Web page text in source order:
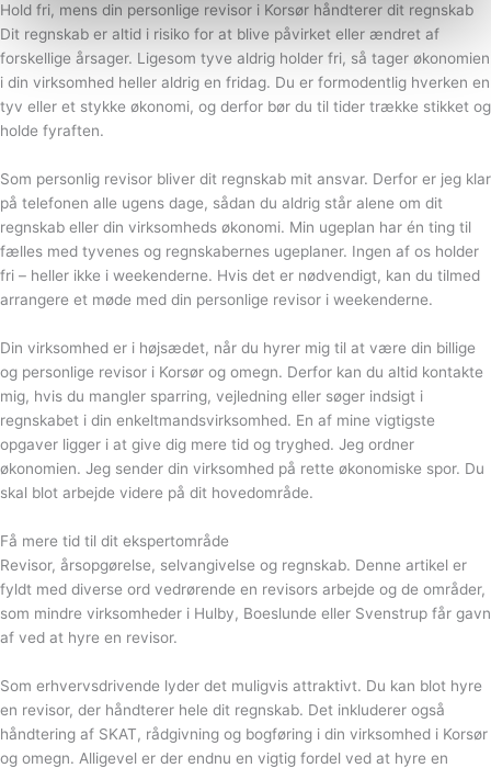
Hold fri, mens din personlige revisor i Korsør håndterer dit regnskab
Dit regnskab er altid i risiko for at blive påvirket eller ændret af
forskellige årsager. Ligesom tyve aldrig holder fri, så tager økonomien
i din virksomhed heller aldrig en fridag. Du er formodentlig hverken en
tyv eller et stykke økonomi, og derfor bør du til tider trække stikket og
holde fyraften.
Som personlig revisor bliver dit regnskab mit ansvar. Derfor er jeg klar
på telefonen alle ugens dage, sådan du aldrig står alene om dit
regnskab eller din virksomheds økonomi. Min ugeplan har én ting til
fælles med tyvenes og regnskabernes ugeplaner. Ingen af os holder
fri – heller ikke i weekenderne. Hvis det er nødvendigt, kan du tilmed
arrangere et møde med din personlige revisor i weekenderne.
Din virksomhed er i højsædet, når du hyrer mig til at være din billige
og personlige revisor i Korsør og omegn. Derfor kan du altid kontakte
mig, hvis du mangler sparring, vejledning eller søger indsigt i
regnskabet i din enkeltmandsvirksomhed. En af mine vigtigste
opgaver ligger i at give dig mere tid og tryghed. Jeg ordner
økonomien. Jeg sender din virksomhed på rette økonomiske spor. Du
skal blot arbejde videre på dit hovedområde.
Få mere tid til dit ekspertområde
Revisor, årsopgørelse, selvangivelse og regnskab. Denne artikel er
fyldt med diverse ord vedrørende en revisors arbejde og de områder,
som mindre virksomheder i Hulby, Boeslunde eller Svenstrup får gavn
af ved at hyre en revisor.
Som erhvervsdrivende lyder det muligvis attraktivt. Du kan blot hyre
en revisor, der håndterer hele dit regnskab. Det inkluderer også
håndtering af SKAT, rådgivning og bogføring i din virksomhed i Korsør
og omegn. Alligevel er der endnu en vigtig fordel ved at hyre en